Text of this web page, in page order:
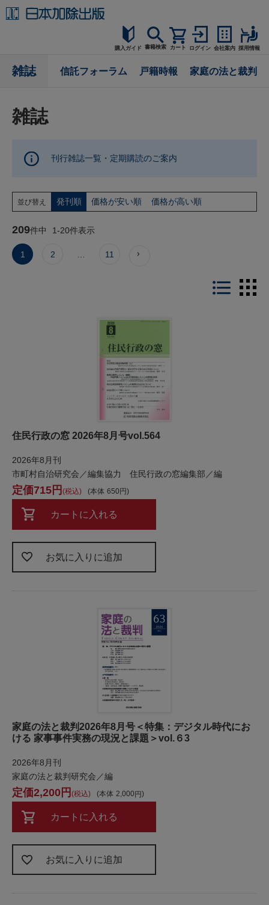
購入ガイド
購入ガイド
書籍検索 カート ログイン 会社案内 採用情報
雑誌 信託フォーラム 戸籍時報 家庭の法と裁判
雑誌
刊行雑誌一覧・定期購読のご案内
並び替え 発刊順 価格が安い順 価格が高い順
209件中 1-20件表示
1 2 11
LIST
住民行政の窓 2026年8月号vol.564
2026年8月刊
市町村自治研究会／編集協力 住民行政の窓編集部／編
本体 650
715 税込
カートに入れる
お気に入りに追加
家庭の法と裁判2026年8月号＜特集：デジタル時代にお
ける 家事事件実務の現況と課題＞vol.６3
2026年8月刊
家庭の法と裁判研究会／編
本体 2,000
2,200 税込
カートに入れる
お気に入りに追加